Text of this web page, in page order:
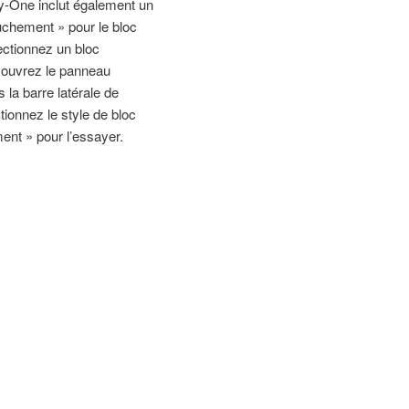
» pour le bloc
un bloc
le panneau
la barre latérale de
le style de bloc
» pour l’essayer.